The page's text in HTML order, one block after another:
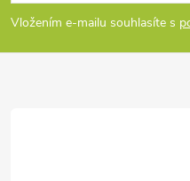
pVložením e-mailu souhlasíte s